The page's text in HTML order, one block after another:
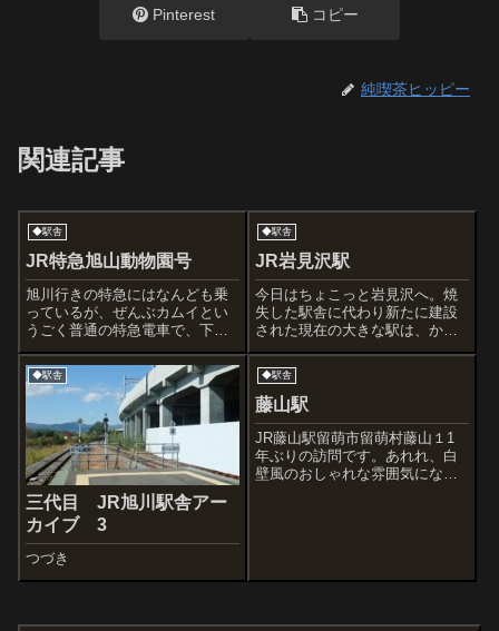
Pinterest コピー
純喫茶ヒッピー
関連記事
◆駅舎
JR特急旭山動物園号
旭川行きの特急にはなんども乗
っているが、ぜんぶカムイとい
うごく普通の特急電車で、下の
写真の旭山動物園号はいつも見
るだけ（乗車には５１０円の指
定席券と事前予約が必要）。一
度乗ってみたいな (ハグハグチ
ェアなど内装も見たいの
だ)・・・一人客って...
◆駅舎
JR岩見沢駅
今日はちょこっと岩見沢へ。焼
失した駅舎に代わり新たに建設
された現在の大きな駅は、かっ
こいいものの、街の雰囲気には
合わず浮いた感じがします。建
物自体は相当にてかい。改札な
どの駅の機能は二階です。ちな
みに、駅裏のこの建物。「JR岩
見沢レールセン...
◆駅舎
三代目 JR旭川駅舎アー
カイブ 3
つづき
◆駅舎
藤山駅
JR藤山駅留萌市留萌村藤山１1
年ぶりの訪問です。あれれ、白
壁風のおしゃれな雰囲気になり
っぱりとしている...